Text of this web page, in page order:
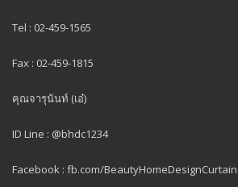
Tel : 02-459-1565
Fax : 02-459-1815
คุณจารุนันท์ (เอ๋)
ID Line : @bhdc1234
Facebook : fb.com/BeautyHomeDesignCurtain